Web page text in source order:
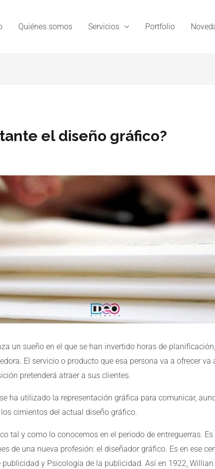
Quiénes somos Servicios Portfolio
el diseño gráfico?
un sueño en el que se han invertido horas de
El servicio o producto que esa persona va a ofrecer va
pretenderá atraer a sus clientes.
ha utilizado la representación gráfica para comunicar,
cimientos del actual diseño gráfico.
tal y como lo conocemos en el periodo de entreguerras.
de una nueva profesión: el diseñador gráfico. Es en ese
y Psicología de la publicidad. Así en 1922,